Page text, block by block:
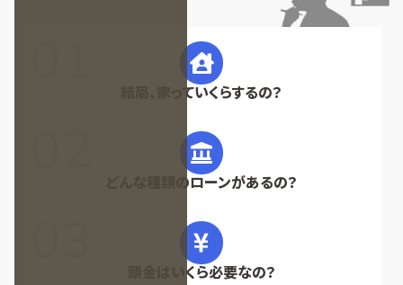
結局、家っていくらするの？
どんな種類のローンがあるの？
頭金はいくら必要なの？